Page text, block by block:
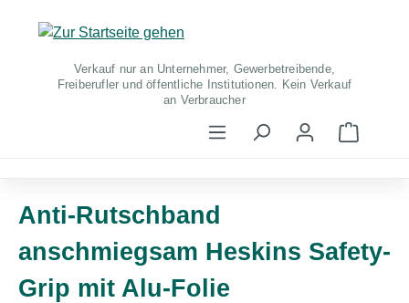
Zum Hauptinhalt springen
Verkauf nur an Unternehmer, Gewerbetreibende,
Freiberufler und öffentliche Institutionen. Kein Verkauf
an Verbraucher
Anti-Rutschband
anschmiegsam Heskins Safety-
Grip mit Alu-Folie